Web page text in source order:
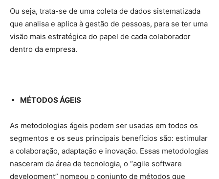
Ou seja, trata-se de uma coleta de dados sistematizada
que analisa e aplica à gestão de pessoas, para se ter uma
visão mais estratégica do papel de cada colaborador
dentro da empresa.
MÉTODOS ÁGEIS
As metodologias ágeis podem ser usadas em todos os
segmentos e os seus principais benefícios são: estimular
a colaboração, adaptação e inovação. Essas metodologias
nasceram da área de tecnologia, o “agile software
development” nomeou o conjunto de métodos que